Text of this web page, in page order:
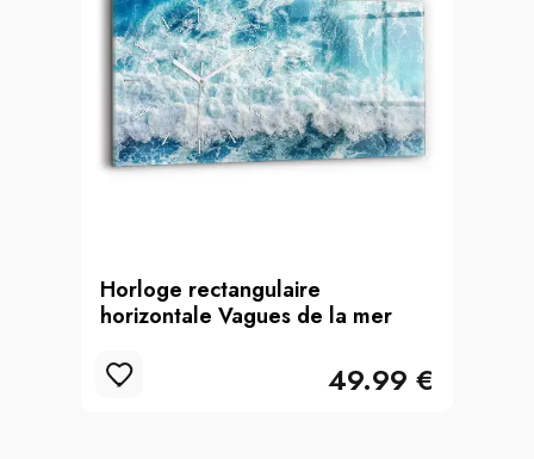
Horloge rectangulaire
horizontale Vagues de la mer
49.99 €